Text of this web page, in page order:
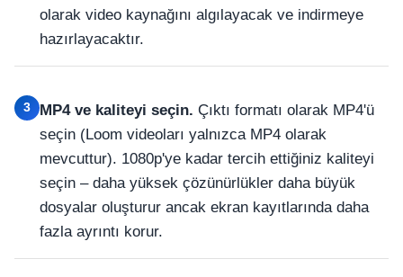
olarak video kaynağını algılayacak ve indirmeye
hazırlayacaktır.
3 MP4 ve kaliteyi seçin. Çıktı formatı olarak MP4'ü
seçin (Loom videoları yalnızca MP4 olarak
mevcuttur). 1080p'ye kadar tercih ettiğiniz kaliteyi
seçin – daha yüksek çözünürlükler daha büyük
dosyalar oluşturur ancak ekran kayıtlarında daha
fazla ayrıntı korur.